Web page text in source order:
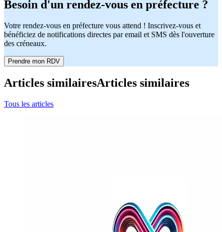
Besoin d'un rendez-vous en préfecture ?
Votre rendez-vous en préfecture vous attend ! Inscrivez-vous et
bénéficiez de notifications directes par email et SMS dès l'ouverture
des créneaux.
Prendre mon RDV
Articles similairesArticles similaires
Tous les articles